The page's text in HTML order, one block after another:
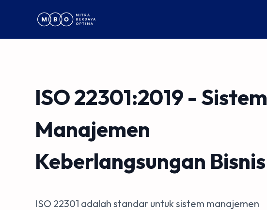
ISO 22301:2019 - Sistem
Manajemen
Keberlangsungan Bisnis
ISO 22301 adalah standar untuk sistem manajemen